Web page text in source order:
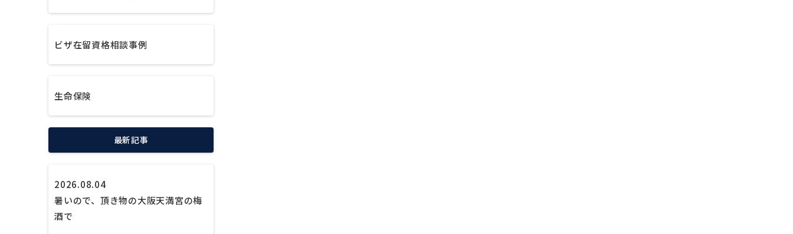
ビザ在留資格相談事例
生命保険
最新記事
2026.08.04
暑いので、頂き物の大阪天満宮の梅
酒で